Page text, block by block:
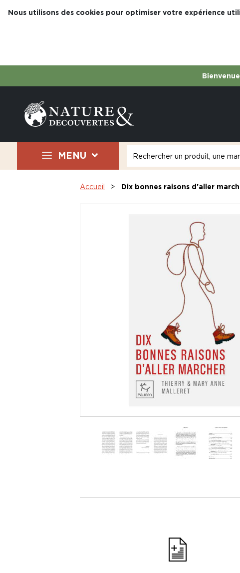
Nous utilisons des cookies pour optimiser votre expérience
MENU
Accueil Dix bonnes raisons d'aller